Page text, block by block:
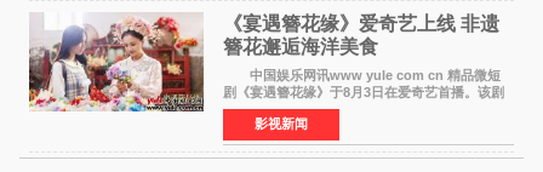
《宴遇簪花缘》爱奇艺上线 非遗
簪花邂逅海洋美食
中国娱乐网讯www yule com cn 精品微短
剧《宴遇簪花缘》于8月3日在爱奇艺首播。该剧
是泉州荣膺世界美食之都后推出的首部美食主题
文旅微短剧，实力派演员孙茜特别出演簪花非遗
传承人，她曾参演
影视新闻